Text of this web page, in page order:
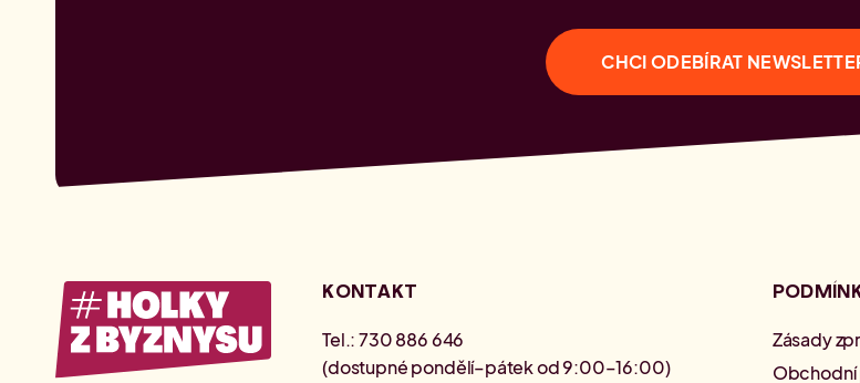
CHCI ODEBÍRAT
KONTAKT
Tel.: 730 886 646
(dostupné pondělí–pátek od 9:00–16:00)
Zásady